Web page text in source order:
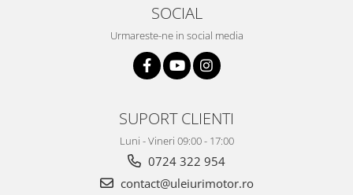
SOCIAL
Urmareste-ne in social media
SUPORT CLIENTI
Luni - Vineri 09:00 - 17:00
0724 322 954
contact@uleiurimotor.ro